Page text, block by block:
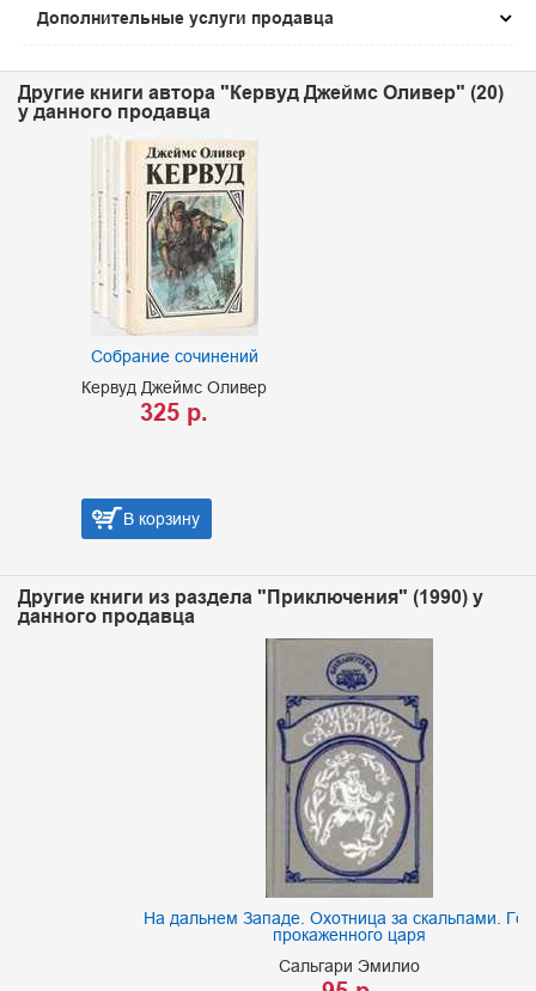
Дополнительные услуги продавца
Другие книги автора "Кервуд Джеймс Оливер" (20)
у данного продавца
Собрание сочинений
Кервуд Джеймс Оливер
325 р.
В корзину
Другие книги из раздела "Приключения" (1990) у
данного продавца
На дальнем Западе. Охотница за скальпами. Город
прокаженного царя
Сальгари Эмилио